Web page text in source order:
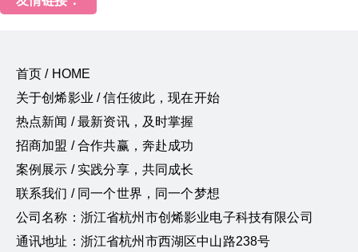
首页 / HOME
关于创烯影业 / 信任彼此，现在开始
热点新闻 / 最新资讯，及时掌握
招商加盟 / 合作共赢，奔赴成功
案例展示 / 实践分享，共同成长
联系我们 / 同一个世界，同一个梦想
公司名称：浙江省杭州市创烯影业电子科技有限公司
通讯地址：浙江省杭州市西湖区中山路238号